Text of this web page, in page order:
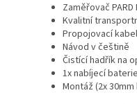
Zaměřovač PARD
Kvalitní
Propojovací kabel
Návod v češtině
Čistící hadřík na
1x nabíjecí
Montáž (2x